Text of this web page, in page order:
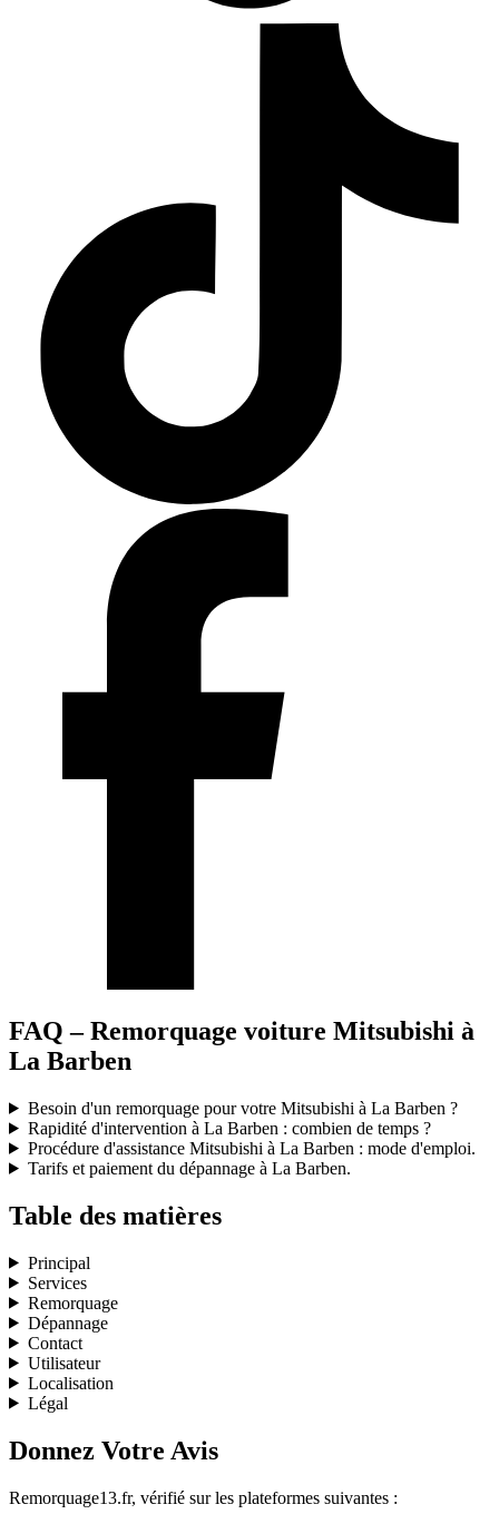
FAQ – Remorquage voiture Mitsubishi à
La Barben
Besoin d'un remorquage pour votre Mitsubishi à La Barben ?
Rapidité d'intervention à La Barben : combien de temps ?
Procédure d'assistance Mitsubishi à La Barben : mode d'emploi.
Tarifs et paiement du dépannage à La Barben.
Table des matières
Principal
Services
Remorquage
Dépannage
Contact
Utilisateur
Localisation
Légal
Donnez Votre Avis
Remorquage13.fr, vérifié sur les plateformes suivantes :